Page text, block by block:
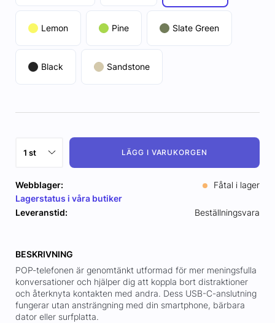
Lemon Pine Slate Green
Black Sandstone
LÄGG I VARUKORGEN
Webblager:
Fåtal i lager
Lagerstatus i våra butiker
Leveranstid:
Beställningsvara
BESKRIVNING
POP-telefonen är genomtänkt utformad för mer meningsfulla
konversationer och hjälper dig att koppla bort distraktioner
och återknyta kontakten med andra. Dess USB-C-anslutning
fungerar utan ansträngning med din smartphone, bärbara
dator eller surfplatta.